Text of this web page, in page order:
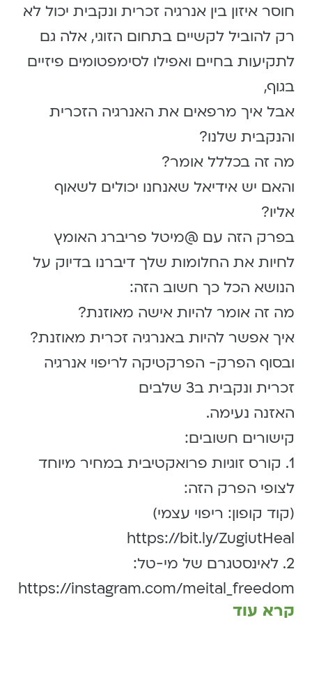
חוסר איזון בין אנרגיה זכרית ונקבית יכול לא
רק להוביל לקשיים בתחום הזוגי, אלה גם
לתקיעות בחיים ואפילו לסימפטומים פיזיים
בגוף,
אבל איך מרפאים את האנרגיה הזכרית
והנקבית שלנו?
מה זה בכללל אומר?
והאם יש אידיאל שאנחנו יכולים לשאוף
אליו?
בפרק הזה עם @מיטל פריברג האומץ
לחיות את החלומות שלך דיברנו בדיוק על
הנושא הכל כך חשוב הזה:
מה זה אומר להיות אישה מאוזנת?
איך אפשר להיות באנרגיה זכרית מאוזנת?
ובסוף הפרק- הפרקטיקה לריפוי אנרגיה
זכרית ונקבית ב3 שלבים
האזנה נעימה.
קישורים חשובים:
1. קורס זוגיות פרואקטיבית במחיר מיוחד
לצופי הפרק הזה:
(קוד קופון: ריפוי עצמי)
https://bit.ly/ZugiutHeal
2. לאינסטגרם של מי-טל:
https://instagram.com/meital_freedom
קרא עוד